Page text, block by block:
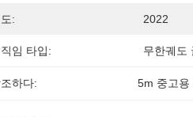
: 2022
임 타입: 무한궤도
하다: 5m 중고용